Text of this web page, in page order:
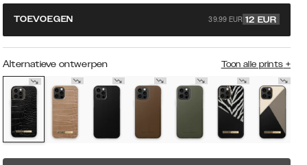
TOEVOEGEN 39.99 EUR 12 EUR
Alternatieve ontwerpen Toon alle prints +